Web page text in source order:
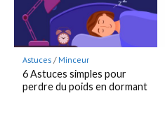
Astuces/ Minceur
6 Astuces simples pour
perdre du poids en dormant